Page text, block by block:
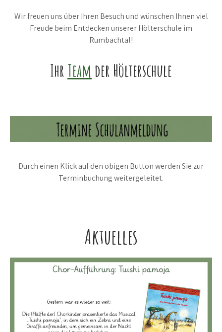
Wir freuen uns über Ihren Besuch und wünschen Ihnen viel
Freude beim Entdecken unserer Hölterschule im
Rumbachtal!
Ihr Team der Hölterschule
Durch einen Klick auf den obigen Button werden Sie zur
Terminbuchung weitergeleitet.
Aktuelles